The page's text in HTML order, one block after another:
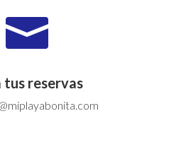

tus reservas